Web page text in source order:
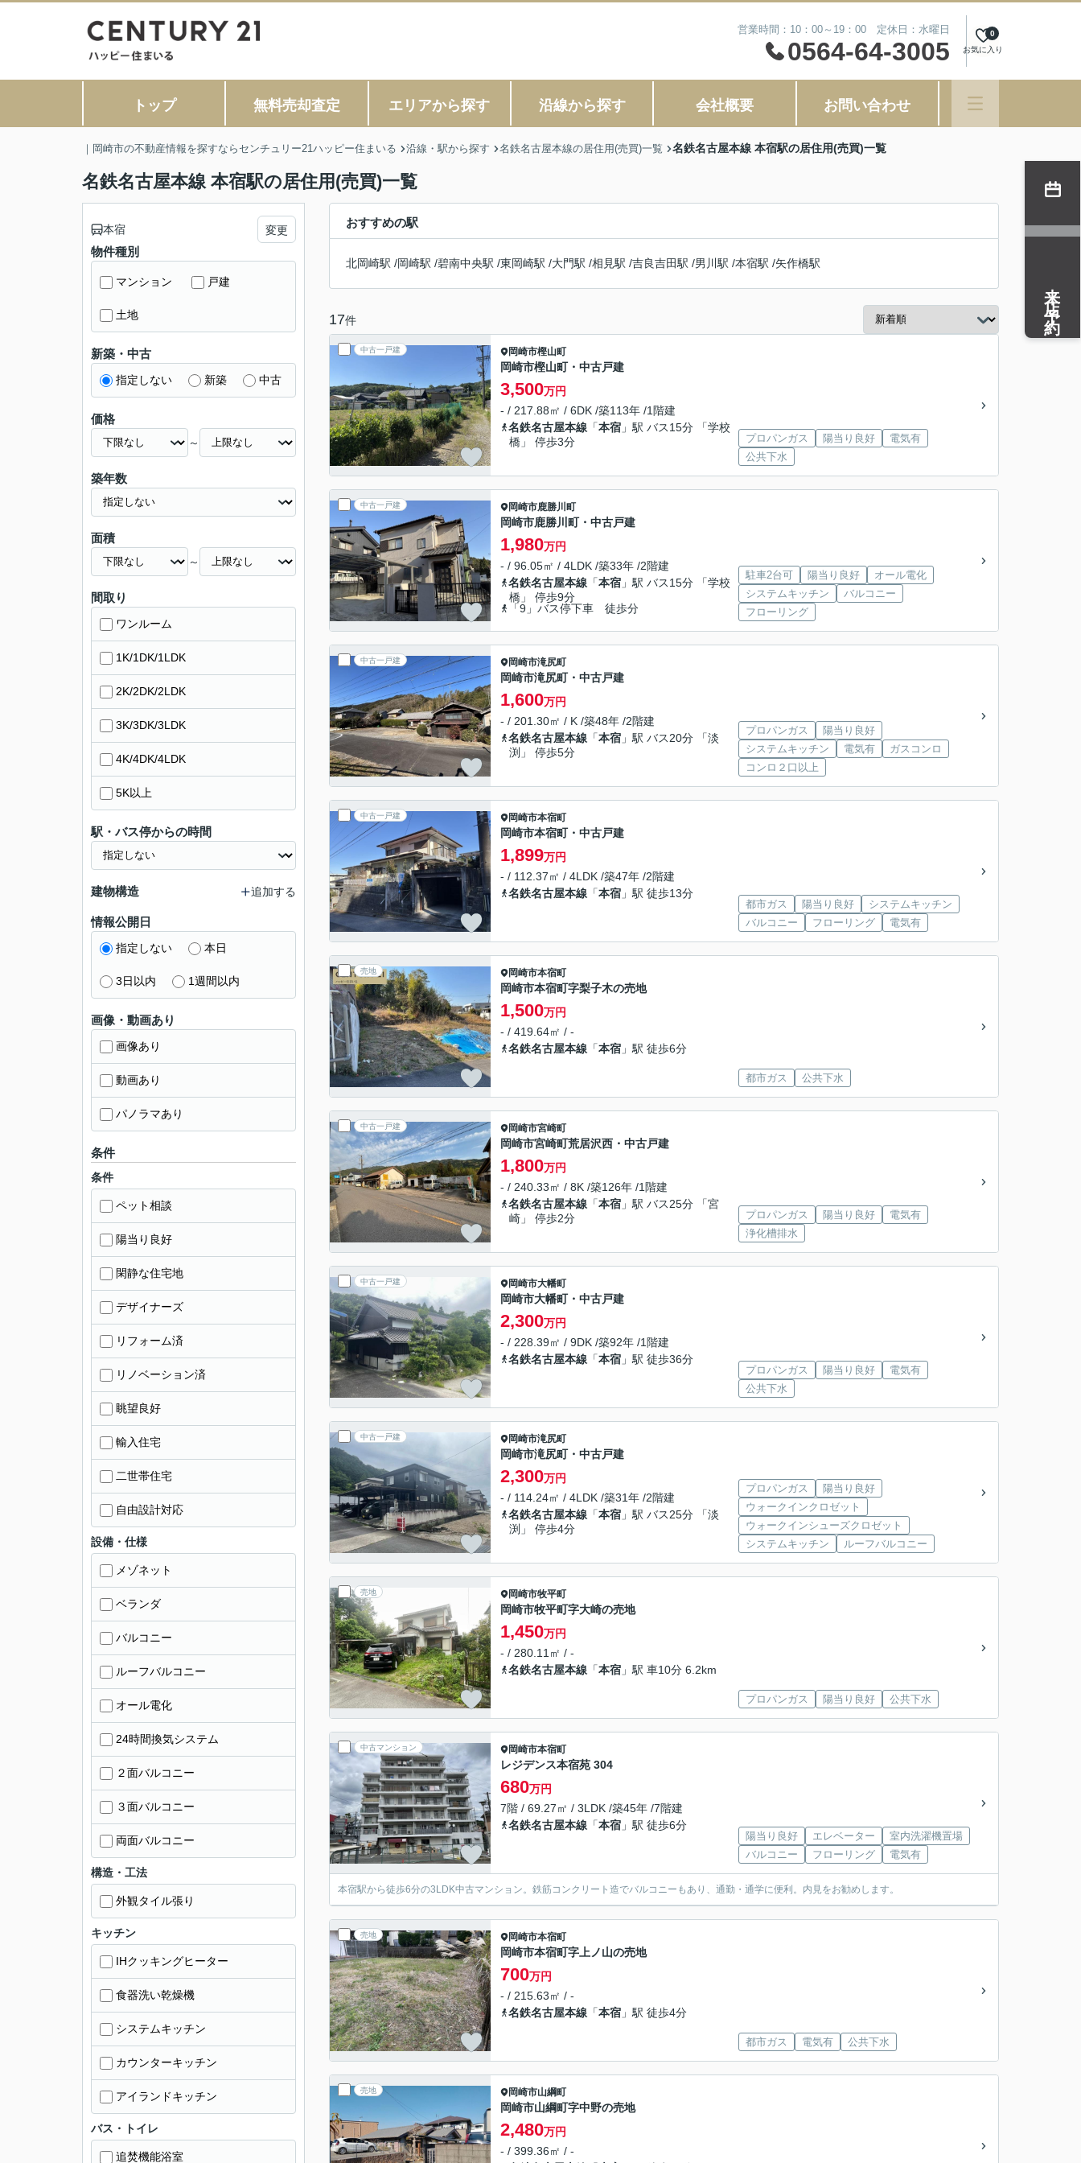
営業時間：10：00～19：00 定休日：水曜日
0564-64-3005 お気に入り
0
トップ 無料売却査定 エリアから探す 沿線から探す 会社概要 お問い合わせ
｜岡崎市の不動産情報を探すならセンチュリー21ハッピー住まいる 沿線・駅から探す 名鉄名古屋本線の居住用(売買)一覧 名鉄名古屋本線 本宿駅の居住用(売買)一覧
名鉄名古屋本線 本宿駅の居住用(売買)一覧
おすすめの駅
北岡崎駅 /岡崎駅 /碧南中央駅 /東岡崎駅 /大門駅 /相見駅 /吉良吉田駅 /男川駅 /本宿駅 /矢作橋駅
17件
中古一戸建 岡崎市樫山町
岡崎市樫山町・中古戸建
3,500万円
- / 217.88㎡ / 6DK /築113年 /1階建
名鉄名古屋本線 「本宿 」駅 バス15分 「学校
橋」 停歩3分
プロパンガス 陽当り良好
電気有
公共下水
中古一戸建 岡崎市鹿勝川町
岡崎市鹿勝川町・中古戸建
1,980万円
- / 96.05㎡ / 4LDK /築33年 /2階建
名鉄名古屋本線 「本宿 」駅 バス15分 「学校
橋」 停歩9分
「9」バス停下車 徒歩分
駐車2台可 陽当り良好
オール電化
システムキッチン
バルコニー
フローリング
中古一戸建 岡崎市滝尻町
岡崎市滝尻町・中古戸建
1,600万円
- / 201.30㎡ / K /築48年 /2階建
名鉄名古屋本線 「本宿 」駅 バス20分 「淡
渕」 停歩5分
プロパンガス
陽当り良好
システムキッチン
電気有
ガスコンロ
コンロ２口以上
中古一戸建 岡崎市本宿町
岡崎市本宿町・中古戸建
1,899万円
- / 112.37㎡ / 4LDK /築47年 /2階建
名鉄名古屋本線 「本宿 」駅 徒歩13分
都市ガス 陽当り良好
システムキッチン
バルコニー
フローリング 電気有
売地 岡崎市本宿町
岡崎市本宿町字梨子木の売地
1,500万円
- / 419.64㎡ / -
名鉄名古屋本線 「本宿 」駅 徒歩6分
都市ガス 公共下水
中古一戸建 岡崎市宮崎町
岡崎市宮崎町荒居沢西・中古戸建
1,800万円
- / 240.33㎡ / 8K /築126年 /1階建
名鉄名古屋本線 「本宿 」駅 バス25分 「宮
崎」 停歩2分
プロパンガス 陽当り良好
電気有
浄化槽排水
中古一戸建 岡崎市大幡町
岡崎市大幡町・中古戸建
2,300万円
- / 228.39㎡ / 9DK /築92年 /1階建
名鉄名古屋本線 「本宿 」駅 徒歩36分
プロパンガス 陽当り良好
電気有
公共下水
中古一戸建 岡崎市滝尻町
岡崎市滝尻町・中古戸建
2,300万円
- / 114.24㎡ / 4LDK /築31年 /2階建
名鉄名古屋本線 「本宿 」駅 バス25分 「淡
渕」 停歩4分
プロパンガス
陽当り良好
ウォークインクロゼット
ウォークインシューズクロゼット
システムキッチン
ルーフバルコニー
売地 岡崎市牧平町
岡崎市牧平町字大崎の売地
1,450万円
- / 280.11㎡ / -
名鉄名古屋本線 「本宿 」駅 車10分 6.2km
プロパンガス 陽当り良好 公共下水
中古マンション 岡崎市本宿町
レジデンス本宿苑 304
680万円
7階 / 69.27㎡ / 3LDK /築45年 /7階建
名鉄名古屋本線 「本宿 」駅 徒歩6分
陽当り良好 エレベーター
室内洗濯機置場
バルコニー
フローリング 電気有
本宿駅から徒歩6分の3LDK中古マンション。鉄筋コンクリート造でバルコニーもあり、通勤・通学に便利。内見をお勧めします。
売地 岡崎市本宿町
岡崎市本宿町字上ノ山の売地
700万円
- / 215.63㎡ / -
名鉄名古屋本線 「本宿 」駅 徒歩4分
都市ガス 電気有 公共下水
売地 岡崎市山綱町
岡崎市山綱町字中野の売地
2,480万円
- / 399.36㎡ / -
本宿 変更
物件種別
マンション 戸建
土地
新築・中古
指定しない 新築 中古
価格
～
築年数
面積
～
間取り
ワンルーム
1K/1DK/1LDK
2K/2DK/2LDK
3K/3DK/3LDK
4K/4DK/4LDK
5K以上
駅・バス停からの時間
建物構造 追加する
情報公開日
指定しない 本日
3日以内 1週間以内
画像・動画あり
画像あり
動画あり
パノラマあり
条件
条件
ペット相談
陽当り良好
閑静な住宅地
デザイナーズ
リフォーム済
リノベーション済
眺望良好
輸入住宅
二世帯住宅
自由設計対応
設備・仕様
メゾネット
ベランダ
バルコニー
ルーフバルコニー
オール電化
24時間換気システム
２面バルコニー
３面バルコニー
両面バルコニー
構造・工法
外観タイル張り
キッチン
IHクッキングヒーター
食器洗い乾燥機
システムキッチン
カウンターキッチン
アイランドキッチン
バス・トイレ
追焚機能浴室
来店予約